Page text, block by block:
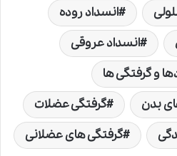
انسداد روده
انسداد عروقی
و گرفتگی ها
بدن
گرفتگی عضلات
گرفتگی های عضلانی